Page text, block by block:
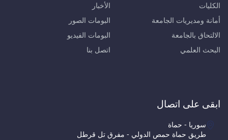
الكليات
أمانة ومديريات الجامعة
الالتحاق بالجامعة
البحث العلمي
الأخبار
البومات الصور
البومات الفيديو
اتصل بنا
ابقى على اتصال
سوريا - حماة
طريق حماة حمص الدولي - مفرق تل قرطل